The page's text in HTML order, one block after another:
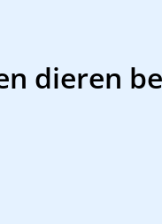
dieren